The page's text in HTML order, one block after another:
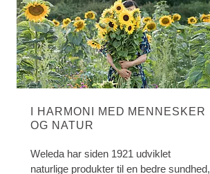
I HARMONI MED MENNESKER
OG NATUR
Weleda har siden 1921 udviklet
naturlige produkter til en bedre sundhed,